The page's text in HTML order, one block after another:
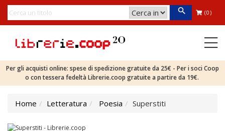
(0)
Per gli acquisti online: spese di spedizione gratuite da 25€ - Per i soci Coop
o con tessera fedeltà Librerie.coop gratuite a partire da 19€.
Home Letteratura Poesia Superstiti